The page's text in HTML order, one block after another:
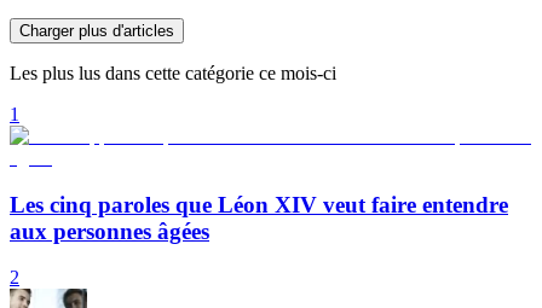
Charger plus d'articles
Les plus lus dans cette catégorie ce mois-ci
1
Les cinq paroles que Léon XIV veut faire entendre
aux personnes âgées
2